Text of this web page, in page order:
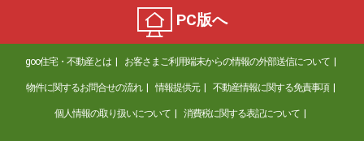
PC版へ
goo住宅・不動産とは お客さまご利用端末からの情報の外部送信について
物件に関するお問合せの流れ 情報提供元 不動産情報に関する免責事項
個人情報の取り扱いについて 消費税に関する表記について